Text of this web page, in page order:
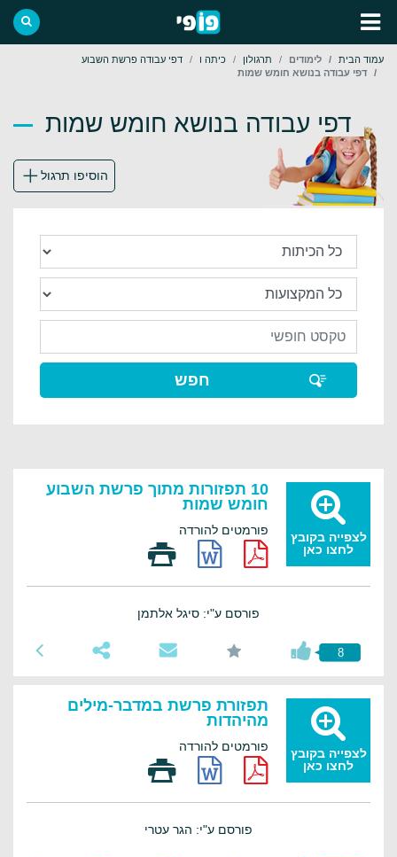
עמוד הבית לימודים תרגולון כיתה ו
דפי עבודה פרשת השבוע
דפי עבודה בנושא חומש שמות
דפי עבודה בנושא חומש שמות
הוסיפו תרגול
לצפייה בקובץ
לחצו כאן
10 תפזורות מתוך פרשת השבוע
חומש שמות
פורמטים להורדה
פורסם ע"י: סיגל אלתמן
8
לצפייה בקובץ
לחצו כאן
תפזורת פרשת במדבר-מילים
מהיהדות
פורמטים להורדה
פורסם ע"י: הגר עטרי